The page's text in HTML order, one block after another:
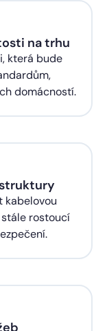
na trhu
která bude
domácností.
kabelovou
rostoucí